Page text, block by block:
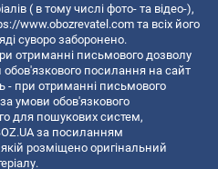
( в тому числі фото- та відео-),
www.obozrevatel.com та всіх його
суворо заборонено.
отриманні письмового дозволу
обов'язкового посилання на сайт
- при отриманні письмового
умови обов'язкового
для пошукових систем,
за посиланням
розміщено оригінальний